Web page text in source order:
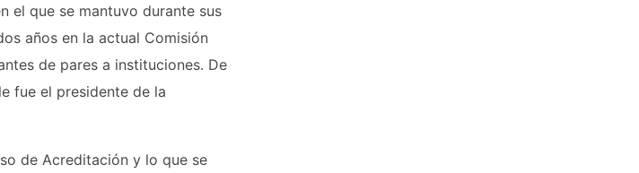
el que se mantuvo durante sus
años en la actual Comisión
de pares a instituciones. De
fue el presidente de la
de Acreditación y lo que se